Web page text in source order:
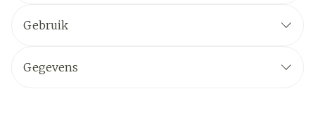
Gebruik
Gegevens